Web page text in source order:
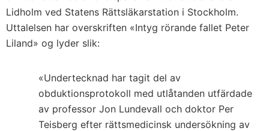
Lidholm ved Statens Rättsläkarstation i Stockholm.
Uttalelsen har overskriften «Intyg rörande fallet Peter
Liland» og lyder slik:
«Undertecknad har tagit del av
obduktionsprotokoll med utlåtanden utfärdade
av professor Jon Lundevall och doktor Per
Teisberg efter rättsmedicinsk undersökning av